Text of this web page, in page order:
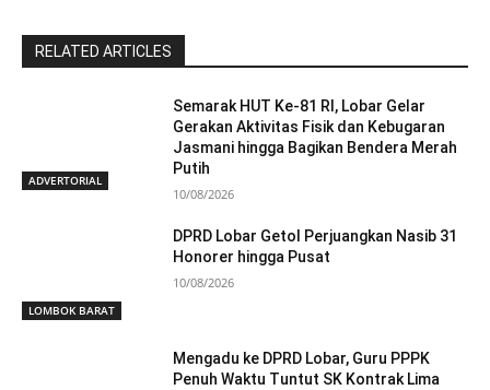
RELATED ARTICLES
ADVERTORIAL
Semarak HUT Ke-81 RI, Lobar Gelar
Gerakan Aktivitas Fisik dan Kebugaran
Jasmani hingga Bagikan Bendera Merah
Putih
10/08/2026
LOMBOK BARAT
DPRD Lobar Getol Perjuangkan Nasib 31
Honorer hingga Pusat
10/08/2026
Mengadu ke DPRD Lobar, Guru PPPK
Penuh Waktu Tuntut SK Kontrak Lima